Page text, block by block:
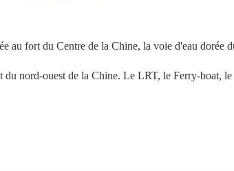
au fort du Centre de la Chine, la voie d'eau dorée
du nord-ouest de la Chine. Le LRT, le Ferry-boat,